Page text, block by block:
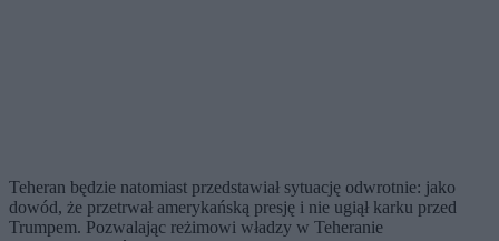
Teheran będzie natomiast przedstawiał sytuację odwrotnie: jako
dowód, że przetrwał amerykańską presję i nie ugiął karku przed
Trumpem. Pozwalając reżimowi władzy w Teheranie